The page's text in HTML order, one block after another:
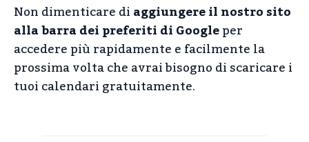
Non dimenticare diaggiungere il nostro sito
alla barra dei preferiti di Googleper
accedere più rapidamente e facilmente la
prossima volta che avrai bisogno di scaricare i
tuoi calendari gratuitamente.